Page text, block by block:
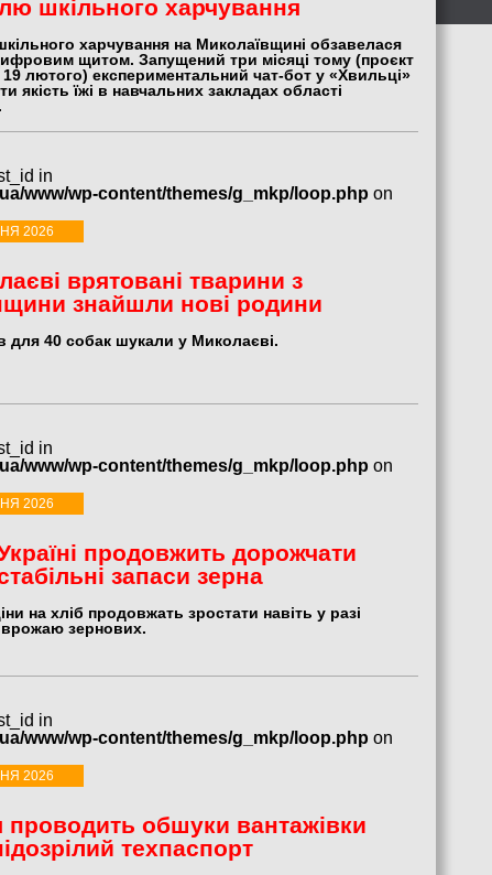
шкільного харчування
харчування на Миколаївщині обзавелася
щитом. Запущений три місяці тому (проєкт
19 лютого) експериментальний чат-бот у «Хвильці»
якість їжі в навчальних закладах області
in
www/wp-content/themes/g_mkp/loop.php on
2026
врятовані тварини з
знайшли нові родини
для 40 собак шукали у Миколаєві.
in
www/wp-content/themes/g_mkp/loop.php on
2026
продовжить дорожчати
запаси зерна
на хліб продовжать зростати навіть у разі
зернових.
in
www/wp-content/themes/g_mkp/loop.php on
2026
проводить обшуки вантажівки
техпаспорт